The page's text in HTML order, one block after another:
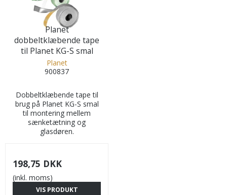
Planet
dobbeltklæbende tape
til Planet KG-S smal
Planet
900837
Dobbeltklæbende tape til
brug på Planet KG-S smal
til montering mellem
sænketætning og
glasdøren.
198,75 DKK
(inkl. moms)
VIS PRODUKT